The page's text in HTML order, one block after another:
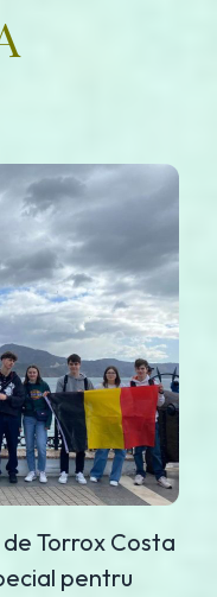
Torrox Costa
pentru